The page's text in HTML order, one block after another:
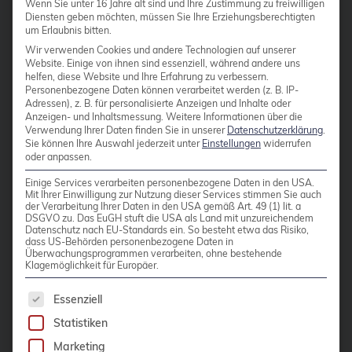
Cloudübergreifendes Management
Cluster
CNCF
Community
Config Management Camp
Configmap
Container
ContainerConf
corosync
credativ
Cryptomator
CVE
Modul Die Verwaltung von
unterschiedlichsten Storage-
Systemen in Proxmox Umgebungen
ist oft mit wiederkehrenden Aufgaben
verbunden. Ob es um das Anlegen
neuer Speicher, die Anbindung von
NFS, CIFS Shares, iSCSI oder die
Integration komplexerer Backends
wie CephFS oder Proxmox Backup
Server geht, in größeren
Umgebungen mit mehreren Nodes
oder […]
Weiterlesen
Wenn Sie unter 16 Jahre alt sind und Ihre Zustimmung zu freiwilligen
Diensten geben möchten, müssen Sie Ihre Erziehungsberechtigten
um Erlaubnis bitten.
Wir verwenden Cookies und andere Technologien auf unserer
Website. Einige von ihnen sind essenziell, während andere uns
helfen, diese Website und Ihre Erfahrung zu verbessern.
Personenbezogene Daten können verarbeitet werden (z. B. IP-
Adressen), z. B. für personalisierte Anzeigen und Inhalte oder
Anzeigen- und Inhaltsmessung. Weitere Informationen über die
Verwendung Ihrer Daten finden Sie in unserer Datenschutzerklärung.
Sie können Ihre Auswahl jederzeit unter Einstellungen widerrufen
oder anpassen.
Einige Services verarbeiten personenbezogene Daten in den USA.
Mit Ihrer Einwilligung zur Nutzung dieser Services stimmen Sie auch
der Verarbeitung Ihrer Daten in den USA gemäß Art. 49 (1) lit. a
DSGVO zu. Das EuGH stuft die USA als Land mit unzureichendem
Datenschutz nach EU-Standards ein. So besteht etwa das Risiko,
dass US-Behörden personenbezogene Daten in
Überwachungsprogrammen verarbeiten, ohne bestehende
Klagemöglichkeit für Europäer.
Es folgt eine Liste der Service-Gruppen, für die
Essenziell
Statistiken
Marketing